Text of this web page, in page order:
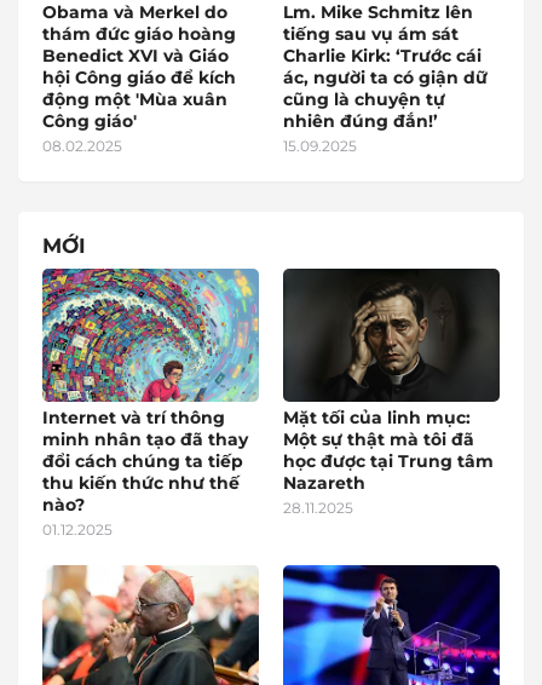
Obama và Merkel do
thám đức giáo hoàng
Benedict XVI và Giáo
hội Công giáo để kích
động một 'Mùa xuân
Công giáo'
08.02.2025
Lm. Mike Schmitz lên
tiếng sau vụ ám sát
Charlie Kirk: ‘Trước cái
ác, người ta có giận dữ
cũng là chuyện tự
nhiên đúng đắn!’
15.09.2025
MỚI
Internet và trí thông
minh nhân tạo đã thay
đổi cách chúng ta tiếp
thu kiến thức như thế
nào?
01.12.2025
Mặt tối của linh mục:
Một sự thật mà tôi đã
học được tại Trung tâm
Nazareth
28.11.2025